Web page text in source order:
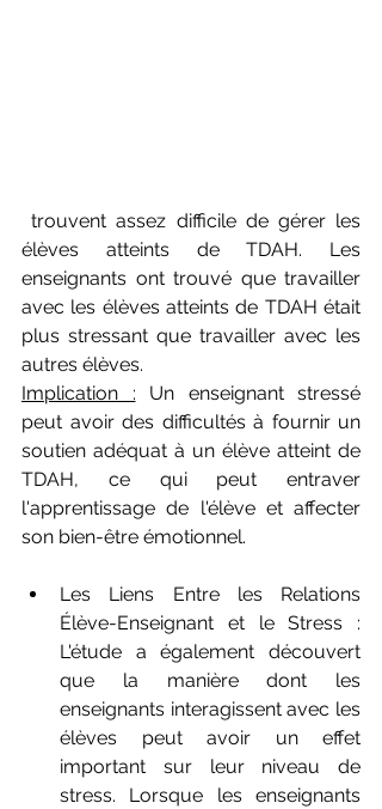
trouvent assez difficile de gérer les
élèves atteints de TDAH. Les
enseignants ont trouvé que travailler
avec les élèves atteints de TDAH était
plus stressant que travailler avec les
autres élèves.
Implication : Un enseignant stressé
peut avoir des difficultés à fournir un
soutien adéquat à un élève atteint de
TDAH, ce qui peut entraver
l'apprentissage de l'élève et affecter
son bien-être émotionnel.
Les Liens Entre les Relations
Élève-Enseignant et le Stress :
L'étude a également découvert
que la manière dont les
enseignants interagissent avec les
élèves peut avoir un effet
important sur leur niveau de
stress. Lorsque les enseignants